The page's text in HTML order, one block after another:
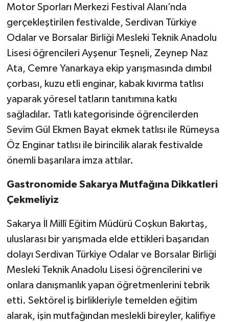
Motor Sporları Merkezi Festival Alanı’nda
gerçekleştirilen festivalde, Serdivan Türkiye
Odalar ve Borsalar Birliği Mesleki Teknik Anadolu
Lisesi öğrencileri Ayşenur Teşneli, Zeynep Naz
Ata, Cemre Yanarkaya ekip yarışmasında dımbıl
çorbası, kuzu etli enginar, kabak kıvırma tatlısı
yaparak yöresel tatların tanıtımına katkı
sağladılar. Tatlı kategorisinde öğrencilerden
Sevim Gül Ekmen Bayat ekmek tatlısı ile Rümeysa
Öz Enginar tatlısı ile birincilik alarak festivalde
önemli başarılara imza attılar.
Gastronomide Sakarya Mutfağına Dikkatleri
Çekmeliyiz
Sakarya İl Millî Eğitim Müdürü Coşkun Bakırtaş,
uluslarası bir yarışmada elde ettikleri başarıdan
dolayı Serdivan Türkiye Odalar ve Borsalar Birliği
Mesleki Teknik Anadolu Lisesi öğrencilerini ve
onlara danışmanlık yapan öğretmenlerini tebrik
etti. Sektörel iş birlikleriyle temelden eğitim
alarak, işin mutfağından meslekli bireyler, kalifiye